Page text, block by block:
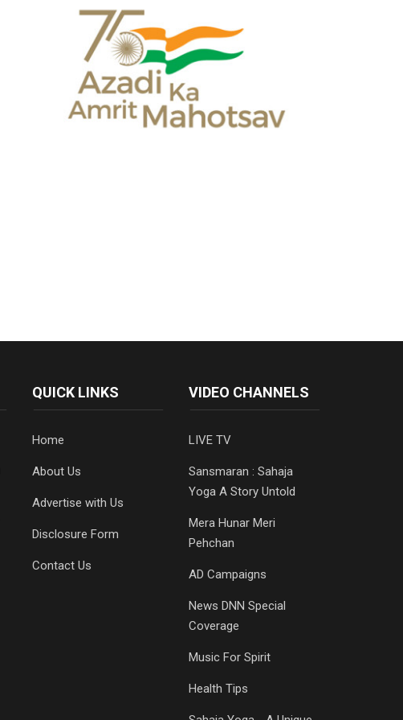
QUICK LINKS
Home
About Us
Advertise with Us
Disclosure Form
Contact Us
VIDEO CHANNELS
LIVE TV
Sansmaran : Sahaja
Yoga A Story Untold
Mera Hunar Meri
Pehchan
AD Campaigns
News DNN Special
Coverage
Music For Spirit
Health Tips